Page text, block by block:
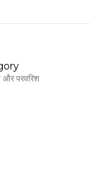
और परवरिश